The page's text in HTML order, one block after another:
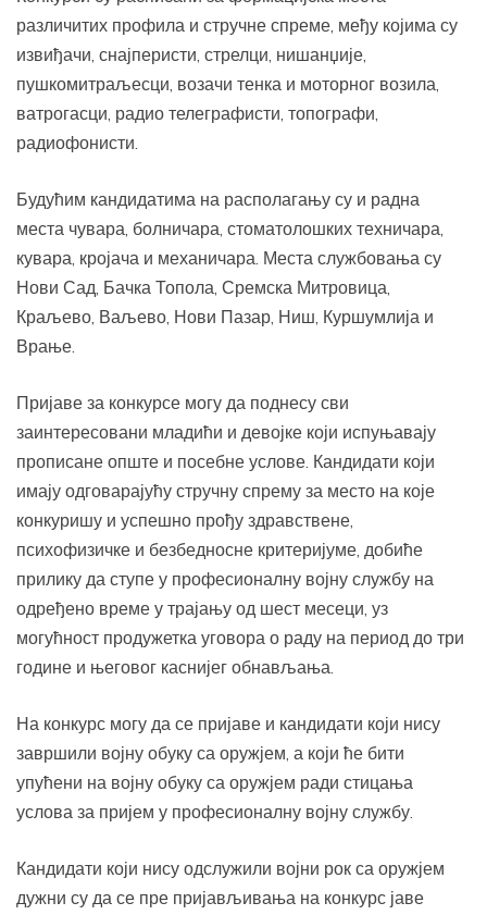
различитих профила и стручне спреме, међу којима су
извиђачи, снајперисти, стрелци, нишанџије,
пушкомитраљесци, возачи тенка и моторног возила,
ватрогасци, радио телеграфисти, топографи,
радиофонисти.
Будућим кандидатима на располагању су и радна
места чувара, болничара, стоматолошких техничара,
кувара, кројача и механичара. Места службовања су
Нови Сад, Бачка Топола, Сремска Митровица,
Краљево, Ваљево, Нови Пазар, Ниш, Куршумлија и
Врање.
Пријаве за конкурсе могу да поднесу сви
заинтересовани младићи и девојке који испуњавају
прописане опште и посебне услове. Кандидати који
имају одговарајућу стручну спрему за место на које
конкуришу и успешно прођу здравствене,
психофизичке и безбедносне критеријуме, добиће
прилику да ступе у професионалну војну службу на
одређено време у трајању од шест месеци, уз
могућност продужетка уговора о раду на период до три
године и његовог каснијег обнављања.
На конкурс могу да се пријаве и кандидати који нису
завршили војну обуку са оружјем, а који ће бити
упућени на војну обуку са оружјем ради стицања
услова за пријем у професионалну војну службу.
Кандидати који нису одслужили војни рок са оружјем
дужни су да се пре пријављивања на конкурс јаве